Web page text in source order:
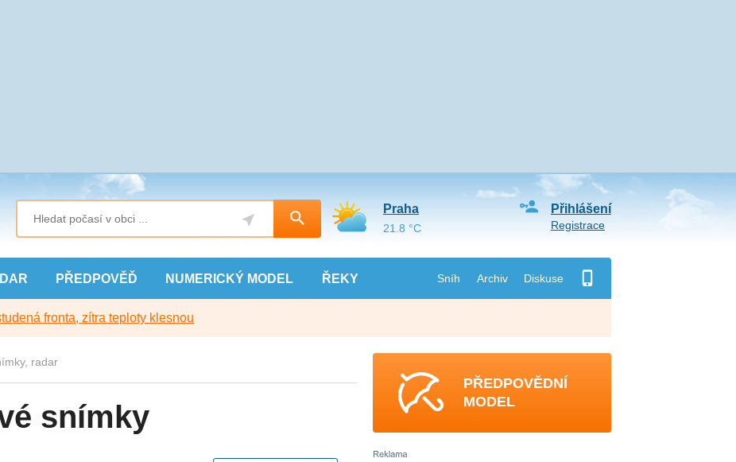
PŘEDPOVĚĎ NUMERICKÝ MODEL ŘEKY Sníh Archiv Diskuse
Přihlášení
Registrace
Praha
21.8 °C
fronta, zítra teploty klesnou
radar
snímky
PŘEDPOVĚDNÍ
MODEL